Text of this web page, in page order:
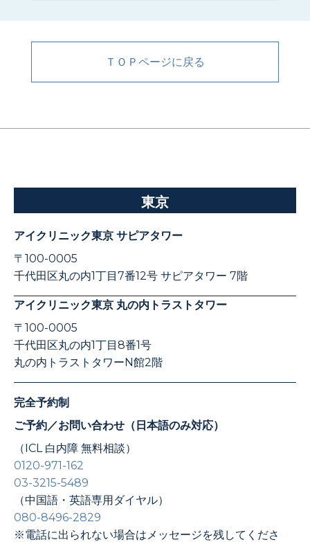
ＴＯＰページに戻る
東京
アイクリニック東京 サピアタワー
〒100-0005
千代田区丸の内1丁目7番12号 サピアタワー 7階
アイクリニック東京 丸の内トラストタワー
〒100-0005
千代田区丸の内1丁目8番1号
丸の内トラストタワーN館2階
完全予約制
ご予約／お問い合わせ（日本語のみ対応）
（ICL 白内障 無料相談）
0120-971-162
03-3215-5489
（中国語・英語専用ダイヤル）
080-8496-2829
※電話に出られない場合はメッセージを残してくださ